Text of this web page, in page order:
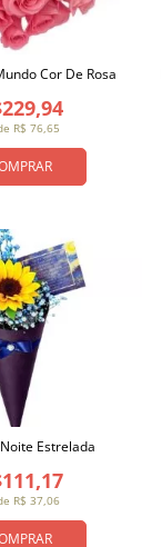
R$ 76,65
Cor De Rosa
R$ 37,06
Estrelada